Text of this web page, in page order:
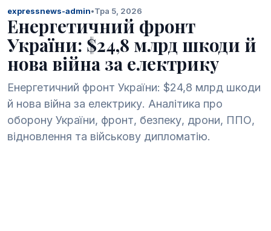
expressnews-admin•Тра 5, 2026
Енергетичний фронт
України: $24,8 млрд шкоди й
нова війна за електрику
Енергетичний фронт України: $24,8 млрд шкоди
й нова війна за електрику. Аналітика про
оборону України, фронт, безпеку, дрони, ППО,
відновлення та військову дипломатію.